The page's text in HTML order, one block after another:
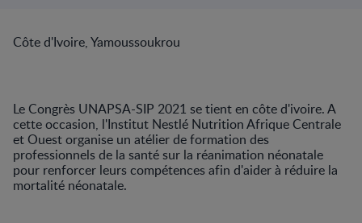
Côte d'Ivoire, Yamoussoukrou
Le Congrès UNAPSA-SIP 2021 se tient en côte d'ivoire. A
cette occasion, l'Institut Nestlé Nutrition Afrique Centrale
et Ouest organise un atélier de formation des
professionnels de la santé sur la réanimation néonatale
pour renforcer leurs compétences afin d'aider à réduire la
mortalité néonatale.